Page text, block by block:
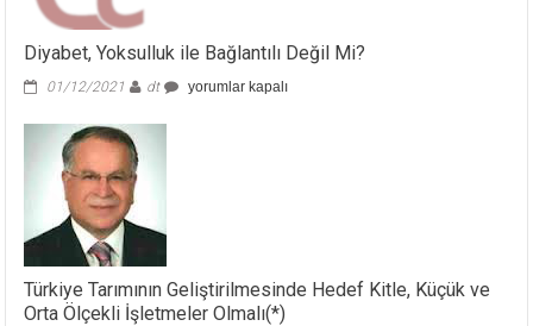
Diyabet, Yoksulluk ile Bağlantılı Değil Mi?
01/12/2021 dt
Diyabet,
yorumlar kapalı
Türkiye Tarımının Geliştirilmesinde Hedef Kitle, Küçük ve
Orta Ölçekli İşletmeler Olmalı(*)